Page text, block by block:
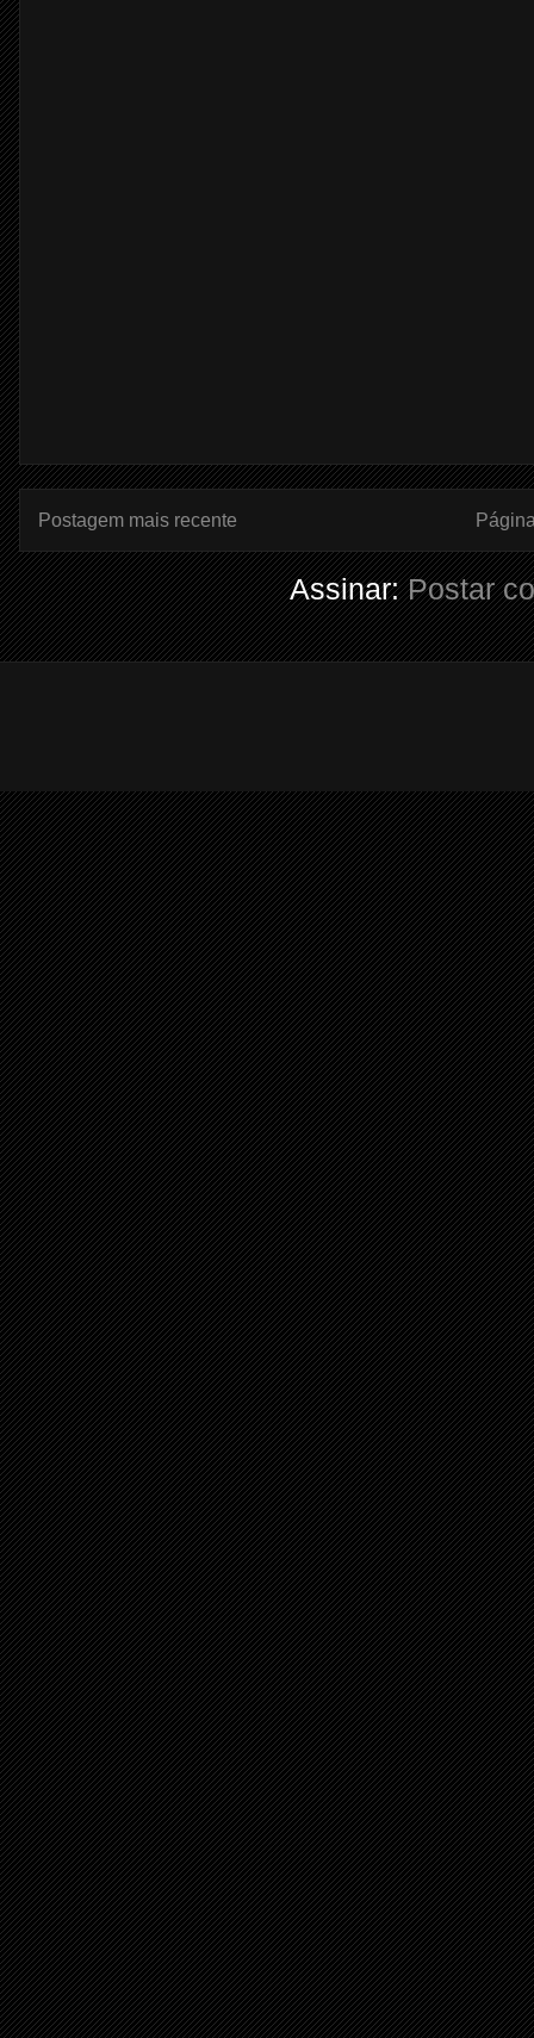
Postagem mais recente
Assinar:Postar